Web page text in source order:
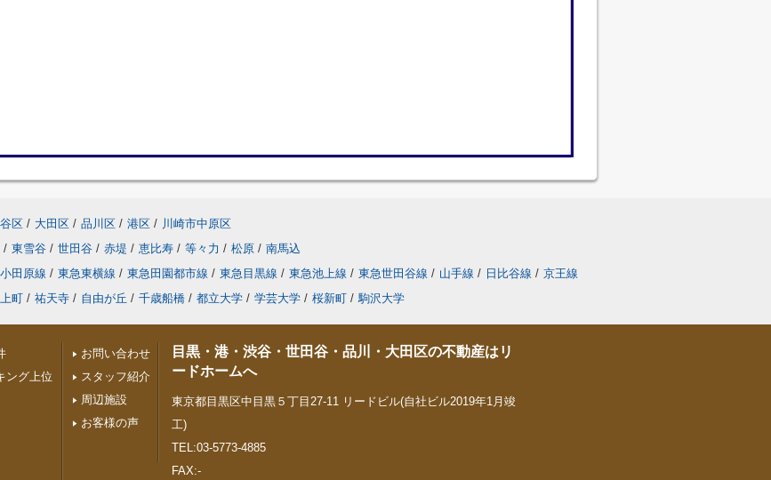
区 / 大田区 / 品川区 / 港区 / 川崎市中原区
/ 東雪谷 / 世田谷 / 赤堤 / 恵比寿 / 等々力 / 松原 / 南馬込
田原線 / 東急東横線 / 東急田園都市線 / 東急目黒線 / 東急池上線 / 東急世田谷線 / 山手線 / 日比谷線 / 京王線
上町 / 祐天寺 / 自由が丘 / 千歳船橋 / 都立大学 / 学芸大学 / 桜新町 / 駒沢大学
ング上位
お問い合わせ
スタッフ紹介
周辺施設
お客様の声
目黒・港・渋谷・世田谷・品川・大田区の不動産はリ
ードホームへ
東京都目黒区中目黒５丁目27-11 リードビル(自社ビル2019年1月竣
工)
TEL:03-5773-4885
FAX:-